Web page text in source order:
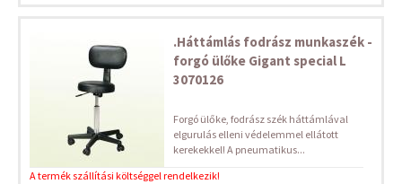
.Háttámlás fodrász munkaszék -
forgó ülőke Gigant special L
3070126
Forgó ülőke, fodrász szék háttámlával
elgurulás elleni védelemmel ellátott
kerekekkel! A pneumatikus...
A termék szállítási költséggel rendelkezik!